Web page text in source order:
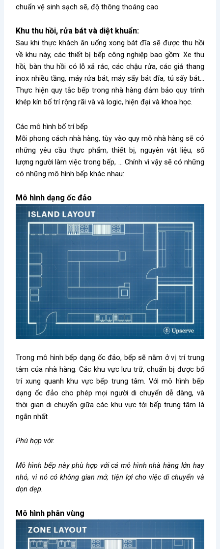
chuẩn vệ sinh sạch sẽ, độ thông thoáng cao
Khu thu hồi, rửa bát và diệt khuẩn:
Sau khi thực khách ăn uống xong bát đĩa sẽ được thu hồi
về khu này, các thiết bị bếp công nghiệp bao gồm: Xe thu
hồi, bàn thu hồi có lỗ xả rác, các chậu rửa, các giá thang
inox nhiều tầng, máy rửa bát, máy sấy bát đĩa, tủ sấy bát…
Thực hiện quy tắc bếp trong nhà hàng đảm bảo quy trình
khép kín bố trí rộng rãi và và logic, hiện đại và khoa học.
Các mô hình bố trí bếp
Mỗi phong cách nhà hàng, tùy vào quy mô nhà hàng sẽ có
những yêu cầu thực phẩm, thiết bị, nguyên vật liệu, số
lượng người làm việc trong bếp, … Chính vì vậy sẽ có những
có những mô hình bếp khác nhau:
Mô hình dạng ốc đảo
Trong mô hình bếp dạng ốc đảo, bếp sẽ nằm ở vị trí trung
tâm của nhà hàng. Các khu vực lưu trữ, chuẩn bị được bố
trí xung quanh khu vực bếp trung tâm. Với mô hình bếp
dạng ốc đảo cho phép mọi người di chuyển dễ dàng, và
thời gian di chuyển giữa các khu vực tới bếp trung tâm là
ngắn nhất
Phù hợp với:
Mô hình bếp này phù hợp với cả mô hình nhà hàng lớn hay
nhỏ, vì nó có không gian mở, tiện lợi cho việc di chuyển và
dọn dẹp.
Mô hình phân vùng